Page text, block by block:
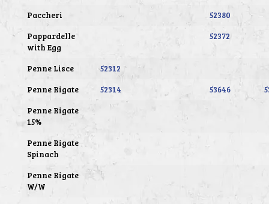
Paccheri
52380
Pappardelle
with Egg
52372
Penne Lisce
52312
Penne Rigate
52314 53646
Penne Rigate
15%
Penne Rigate
Spinach
Penne Rigate
W/W